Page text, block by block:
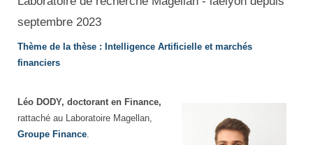
doctorants
septembre 2023
Thème de la thèse : Intelligence Artificielle et marchés
financiers
Léo DODY, doctorant en Finance,
rattaché au Laboratoire Magellan,
Groupe Finance